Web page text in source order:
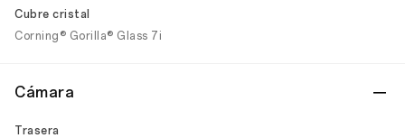
Cubre cristal
Corning® Gorilla® Glass 7i
Cámara
Trasera